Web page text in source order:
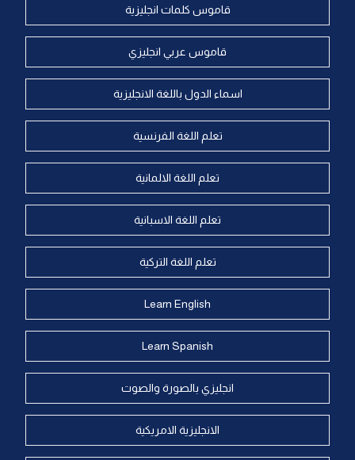
قاموس كلمات انجليزية
قاموس عربي انجليزي
اسماء الدول باللغة الانجليزية
تعلم اللغة الفرنسية
تعلم اللغة الالمانية
تعلم اللغة الاسبانية
تعلم اللغة التركية
Learn English
Learn Spanish
انجليزي بالصورة والصوت
الانجليزية الامريكية